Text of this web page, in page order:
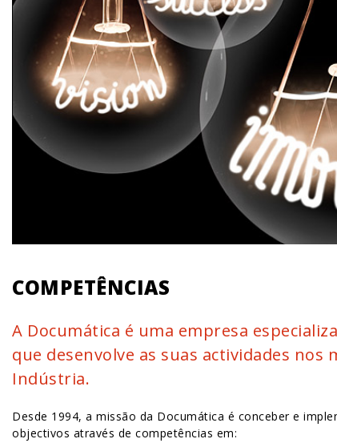
COMPETÊNCIAS
A Documática é uma empresa
que desenvolve as suas actividades nos
Indústria.
Desde 1994, a missão da Documática é conceber e
objectivos através de competências em: